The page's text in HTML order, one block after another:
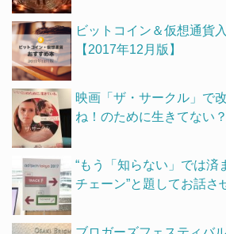
ビットコイン＆仮想通貨
【2017年12月版】
映画「ザ・サークル」で
ね！のために生きてない？
“もう「知らない」では済
チェーン”と題してお話さ